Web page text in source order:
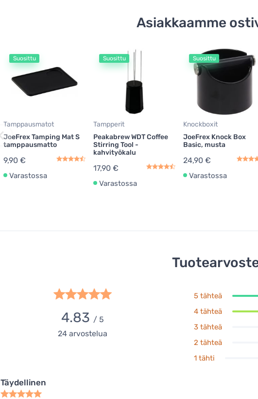
Asiakkaamme
Suosittu
Tamppausmatot
JoeFrex Tamping Mat S
tamppausmatto
9,90 €
Varastossa
Suosittu
Tampperit
Peakabrew WDT Coffee
Stirring Tool -
kahvityökalu
17,90 €
Varastossa
Suosittu
Knockboxit
JoeFrex Knock Box
Basic, musta
24,90 €
Varastossa
4.83 / 5
24 arvostelua
5 tähteä
4 tähteä
3 tähteä
2 tähteä
1 tähti
Täydellinen